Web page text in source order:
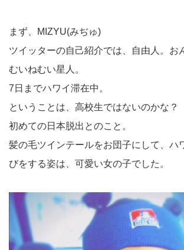
まず、MIZYU(みぢゅ)
ツイッターの自己紹介では、自由人。お
むいねむい星人。
7日までハワイ滞在中。
ということは、高校生ではないのかな？
初めての日本脱出とのこと。
髪の毛ツインテールをお団子にして、ハ
びをする姿は、可愛い女の子でした。